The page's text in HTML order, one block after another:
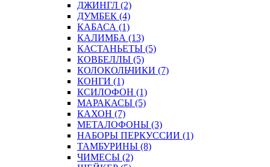
ДЖИНГЛ (2)
ДУМБЕК (4)
КАБАСА (1)
КАЛИМБА (13)
КАСТАНЬЕТЫ (5)
КОВБЕЛЛЫ (5)
КОЛОКОЛЬЧИКИ (7)
КОНГИ (1)
КСИЛОФОН (1)
МАРАКАСЫ (5)
КАХОН (7)
МЕТАЛОФОНЫ (3)
НАБОРЫ ПЕРКУССИИ (1)
ТАМБУРИНЫ (8)
ЧИМЕСЫ (2)